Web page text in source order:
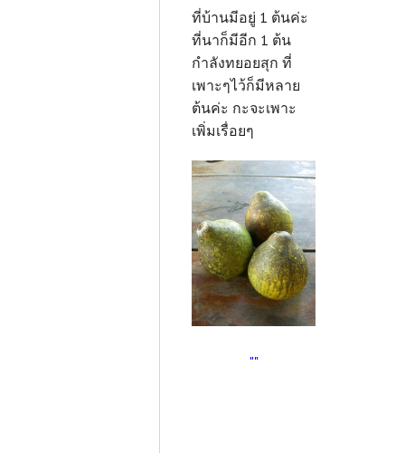
ที่บ้านมีอยู่ 1 ต้นค่ะ
ที่นาก็มีอีก 1 ต้น
กำลังทยอยสุก ที่
เพาะๆไว้ก็มีหลาย
ต้นค่ะ กะจะเพาะ
เพิ่มเรื่อยๆ
""